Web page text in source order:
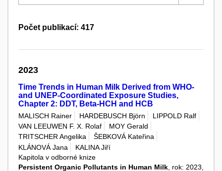
Počet publikací: 417
2023
Time Trends in Human Milk Derived from WHO-
and UNEP-Coordinated Exposure Studies,
Chapter 2: DDT, Beta-HCH and HCB
MALISCH Rainer HARDEBUSCH Björn
LIPPOLD Ralf
VAN LEEUWEN F. X. Rolaf
MOY Gerald
TRITSCHER Angelika
ŠEBKOVÁ Kateřina
KLÁNOVÁ Jana
KALINA Jiří
Kapitola v odborné knize
Persistent Organic Pollutants in Human Milk , rok: 2023,